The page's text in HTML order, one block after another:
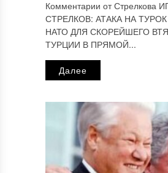
Комментарии от Стрелкова
СТРЕЛКОВ: АТАКА НА
НАТО ДЛЯ СКОРЕЙШЕГО
ТУРЦИИ В ПРЯМОЙ...
Далее